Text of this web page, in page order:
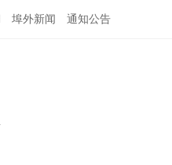
埠外新闻 通知公告